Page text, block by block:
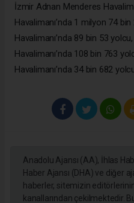
İzmir Adnan Menderes
Havalimanı’nda 1 milyon 74
Havalimanı’nda 89 bin 53
Havalimanı’nda 108 bin 763
Havalimanı’nda 34 bin 682
Anadolu Ajansı (AA), İhlas
Haber Ajansı (DHA) ve diğer
haberler, sitemizin
kanallarından çekilmektedir.